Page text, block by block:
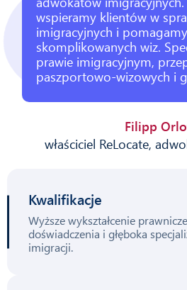
wspieramy klientów w
imigracyjnych i
skomplikowanych wiz.
prawie imigracyjnym,
paszportowo-wizowych i
Filipp
właściciel ReLocate,
Kwalifikacje
Wyższe wykształcenie
doświadczenia i głęboka
imigracji.